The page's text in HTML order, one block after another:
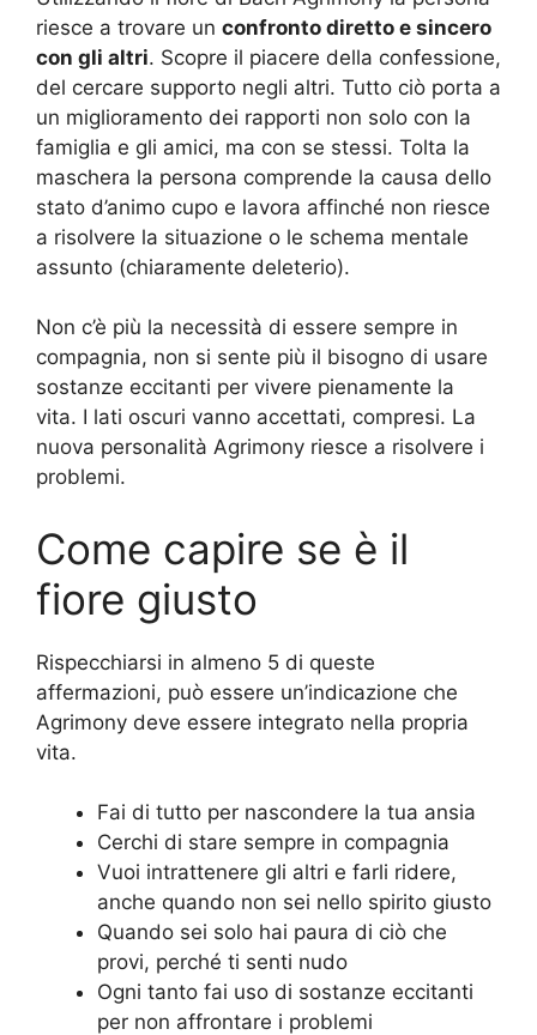
riesce a trovare un confronto diretto e sincero
con gli altri. Scopre il piacere della confessione,
del cercare supporto negli altri. Tutto ciò porta a
un miglioramento dei rapporti non solo con la
famiglia e gli amici, ma con se stessi. Tolta la
maschera la persona comprende la causa dello
stato d’animo cupo e lavora affinché non riesce
a risolvere la situazione o le schema mentale
assunto (chiaramente deleterio).
Non c’è più la necessità di essere sempre in
compagnia, non si sente più il bisogno di usare
sostanze eccitanti per vivere pienamente la
vita. I lati oscuri vanno accettati, compresi. La
nuova personalità Agrimony riesce a risolvere i
problemi.
Come capire se è il
fiore giusto
Rispecchiarsi in almeno 5 di queste
affermazioni, può essere un’indicazione che
Agrimony deve essere integrato nella propria
vita.
Fai di tutto per nascondere la tua ansia
Cerchi di stare sempre in compagnia
Vuoi intrattenere gli altri e farli ridere,
anche quando non sei nello spirito giusto
Quando sei solo hai paura di ciò che
provi, perché ti senti nudo
Ogni tanto fai uso di sostanze eccitanti
per non affrontare i problemi